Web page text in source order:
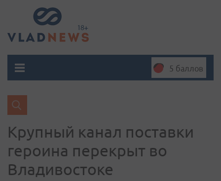
5 баллов
Крупный канал поставки
героина перекрыт во
Владивостоке